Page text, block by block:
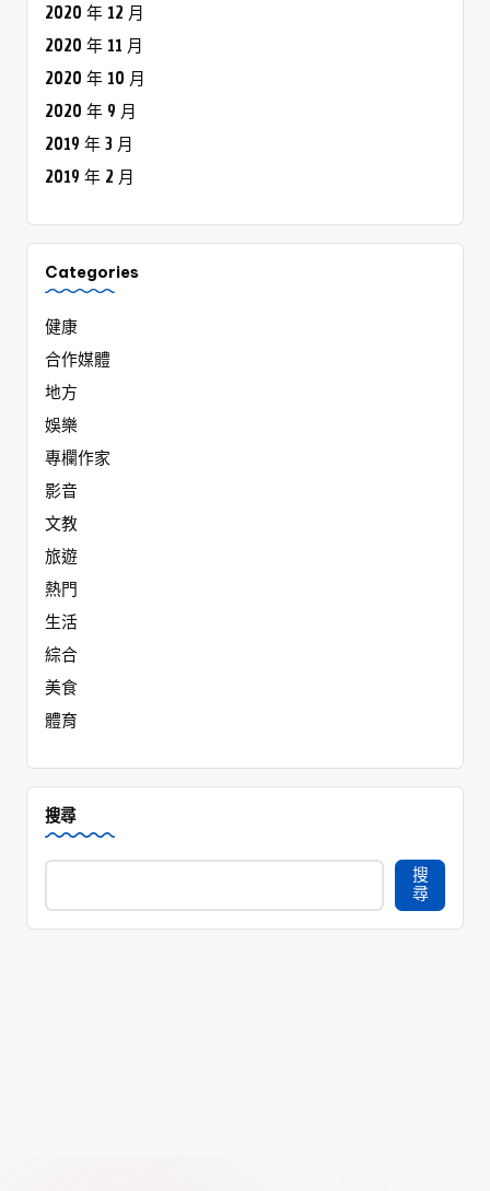
2020 年 12 月
2020 年 11 月
2020 年 10 月
2020 年 9 月
2019 年 3 月
2019 年 2 月
Categories
健康
合作媒體
地方
娛樂
專欄作家
影音
文教
旅遊
熱門
生活
綜合
美食
體育
搜尋
搜
尋